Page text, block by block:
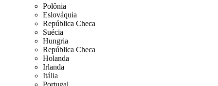
Polônia
Eslováquia
República Checa
Suécia
Hungria
República Checa
Holanda
Irlanda
Itália
Portugal